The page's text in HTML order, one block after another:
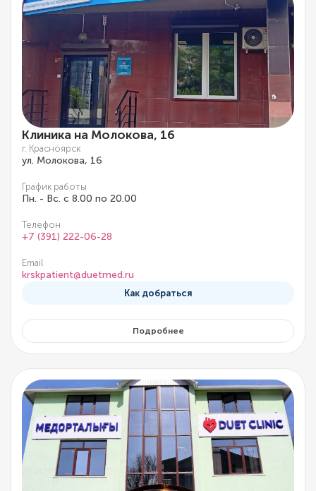
Клиника на Молокова, 16
г. Красноярск
ул. Молокова, 16
График работы
Пн. - Вс. с 8.00 по 20.00
Телефон
+7 (391) 222-06-28
Email
krskpatient@duetmed.ru
Как добраться
Подробнее